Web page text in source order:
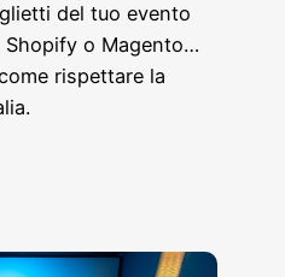
del tuo evento
Shopify o Magento…
rispettare la